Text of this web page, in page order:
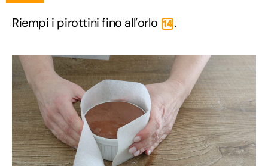
Riempi i pirottini fino all’orlo 14 .